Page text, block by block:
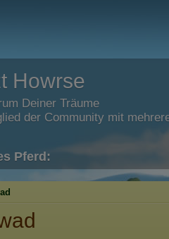
Howrse
Deiner Träume
der Community mit
Pferd: